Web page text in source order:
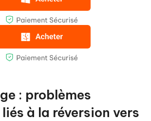
: problèmes
à la réversion vers